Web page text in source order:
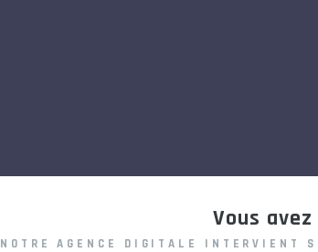
Vous
NOTRE AGENCE DIGITALE INTERVIENT